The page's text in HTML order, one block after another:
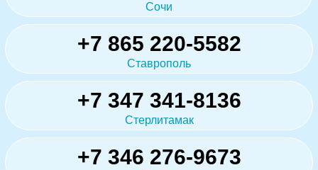
Сочи
+7 865 220-5582
Ставрополь
+7 347 341-8136
Стерлитамак
+7 346 276-9673